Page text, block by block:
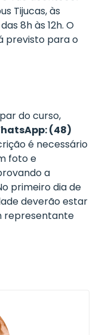
Tijucas, às
8h às 12h. O
previsto para o
do curso,
(48)
é necessário
foto e
a
primeiro dia de
deverão estar
representante